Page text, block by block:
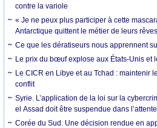
contre la variole
« Je ne peux plus participer à cette
Antarctique quittent le métier de leurs rêves
Ce que les dératiseurs nous apprennent
Le prix du bœuf explose aux États-Unis et
Le CICR en Libye et au Tchad : maintenir
conflit
Syrie. L’application de la loi sur la
el Assad doit être suspendue dans
Corée du Sud. Une décision rendue en